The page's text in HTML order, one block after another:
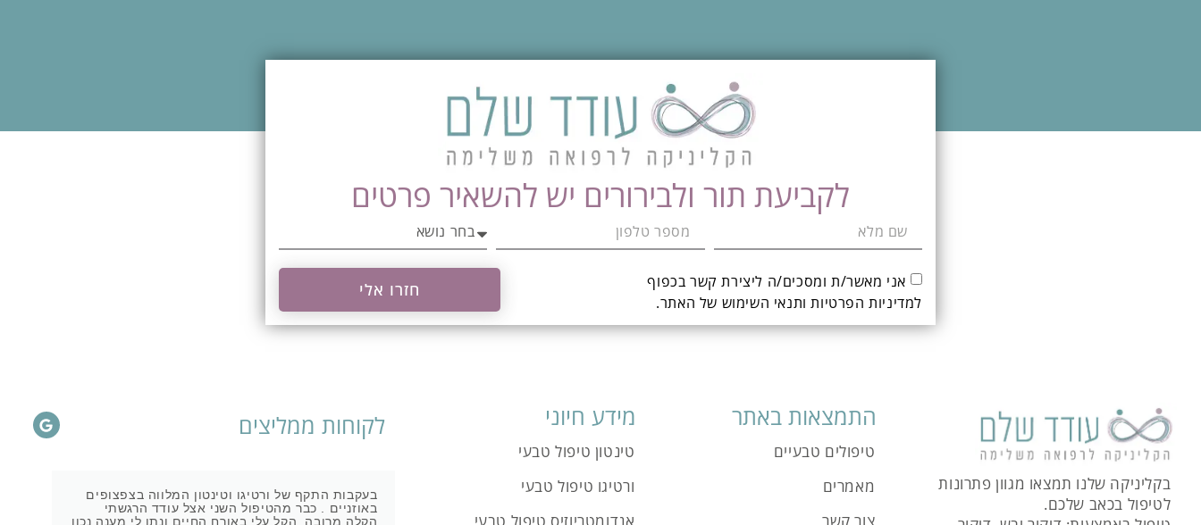
לקביעת תור ולבירורים יש להשאיר פרטים
אני מאשר/ת ומסכים/ה ליצירת קשר בכפוף
למדיניות הפרטיות ותנאי השימוש של האתר.
חזרו אלי
בקליניקה שלנו תמצאו מגוון פתרונות
לטיפול בכאב שלכם.
התמצאות באתר
טיפולים טבעיים
מאמרים
מידע חיוני
טינטון טיפול טבעי
ורטיגו טיפול טבעי
לקוחות ממליצים
בעקבות התקף של ורטיגו וטינטון המלווה בצפצופים
באוזניים . כבר מהטיפול השני אצל עודד הרגשתי
הקלה מרובה. הקל עלי באורח החיים ונתן לי מענה נכון